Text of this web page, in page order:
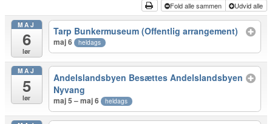
Fold alle sammen Udvid alle
MAJ
6
lør
Tarp Bunkermuseum (Offentlig arrangement)
maj 6 heldags
MAJ
5
lør
Andelslandsbyen BesættesAndelslandsbyen
Nyvang
maj 5 – maj 6 heldags